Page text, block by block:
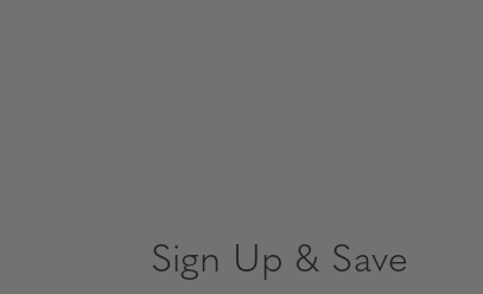
Sign Up & Save